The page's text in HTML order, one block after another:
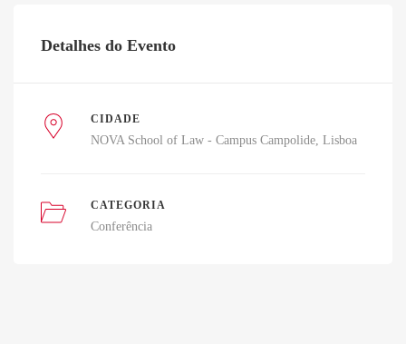
Detalhes do Evento
CIDADE
NOVA School of Law - Campus Campolide Lisboa
CATEGORIA
Conferência